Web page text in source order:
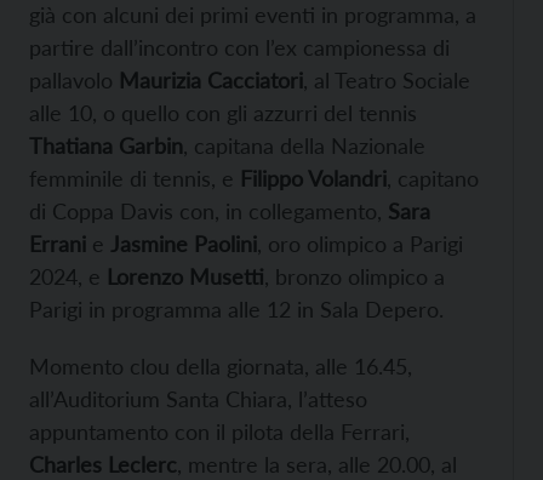
già con alcuni dei primi eventi in programma, a
partire dall’incontro con l’ex campionessa di
pallavolo Maurizia Cacciatori , al Teatro Sociale
alle 10, o quello con gli azzurri del tennis
Thatiana Garbin , capitana della Nazionale
femminile di tennis, e Filippo Volandri , capitano
di Coppa Davis con, in collegamento, Sara
Errani e Jasmine Paolini , oro olimpico a Parigi
2024, e Lorenzo Musetti , bronzo olimpico a
Parigi in programma alle 12 in Sala Depero.
Momento clou della giornata, alle 16.45,
all’Auditorium Santa Chiara, l’atteso
appuntamento con il pilota della Ferrari,
Charles Leclerc , mentre la sera, alle 20.00, al